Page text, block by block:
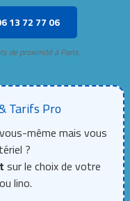
13 72 77 06
de proximité à Paris.
Tarifs Pro
même mais vous
?
sur le choix de votre
lino.